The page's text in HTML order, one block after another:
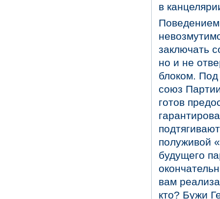
в
заключать
но и не
блоком.
союз
готов
полуживой
будущего
вам
кто? Бужи